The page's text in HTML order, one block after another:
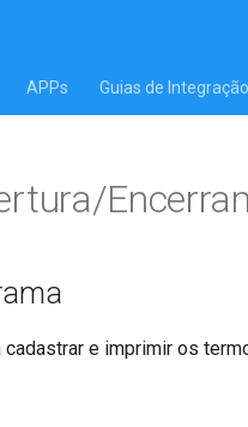
APPs Guias de Integração
e imprimir os